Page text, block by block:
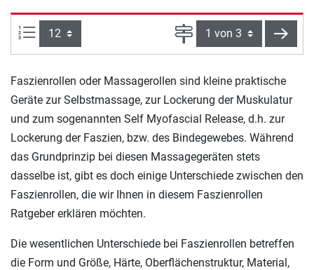
Artikel pro Seite: Seite
Faszienrollen oder Massagerollen sind kleine praktische
Geräte zur Selbstmassage, zur Lockerung der Muskulatur
und zum sogenannten Self Myofascial Release, d.h. zur
Lockerung der Faszien, bzw. des Bindegewebes. Während
das Grundprinzip bei diesen Massagegeräten stets
dasselbe ist, gibt es doch einige Unterschiede zwischen den
Faszienrollen, die wir Ihnen in diesem Faszienrollen
Ratgeber erklären möchten.
Die wesentlichen Unterschiede bei Faszienrollen betreffen
die Form und Größe, Härte, Oberflächenstruktur, Material,